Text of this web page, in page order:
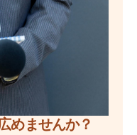
めませんか？